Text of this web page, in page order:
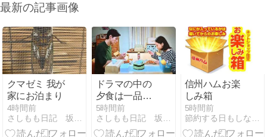
最新の記事画像
クマゼミ 我が
家にお泊まり
4時間前
さしもも日記 坂の上の雲松山市から
ドラマの中の
夕食は一品な
んだよね だい
たいそうなん
だよねと妻が
5時間前
さしもも日記 坂の上の雲松山市から
信州ハムお楽
しみ箱
5時間前
節約する日もしない日も